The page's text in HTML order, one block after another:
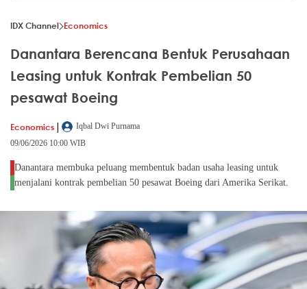
IDX Channel Economics
Danantara Berencana Bentuk Perusahaan
Leasing untuk Kontrak Pembelian 50
pesawat Boeing
Economics |
Iqbal Dwi Purnama
09/06/2026 10:00 WIB
Danantara membuka peluang membentuk badan usaha leasing untuk
menjalani kontrak pembelian 50 pesawat Boeing dari Amerika Serikat.